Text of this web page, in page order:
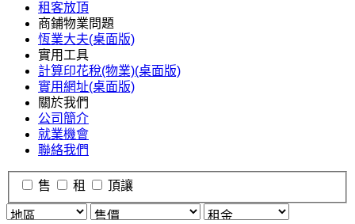
租客放頂
商鋪物業問題
恆業大夫(桌面版)
實用工具
計算印花稅(物業)(桌面版)
實用網址(桌面版)
關於我們
公司簡介
就業機會
聯絡我們
售 租 頂讓